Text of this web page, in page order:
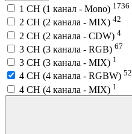
1 CH (1 канал - Mono) 1736
2 CH (2 канала - MIX) 42
2 CH (2 канала - CDW) 4
3 CH (3 канала - RGB) 67
3 CH (3 канала - MIX) 1
4 CH (4 канала - RGBW) 52
4 CH (4 канала - MIX) 1